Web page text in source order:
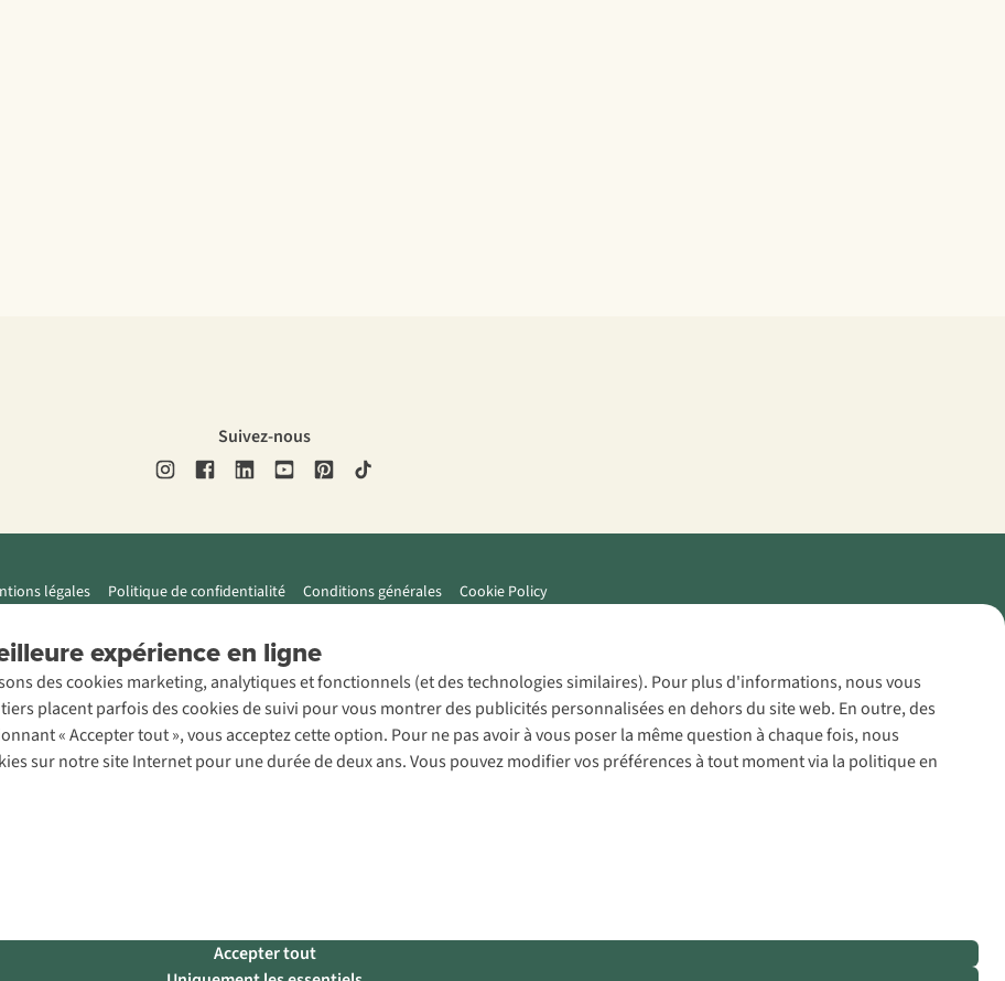
expérience en ligne
des cookies marketing, analytiques et fonctionnels (et des technologies similaires). Pour plus d'informations, nous vous
placent parfois des cookies de suivi pour vous montrer des publicités personnalisées en dehors du site web. En outre, des
« Accepter tout », vous acceptez cette option. Pour ne pas avoir à vous poser la même question à chaque fois, nous
sur notre site Internet pour une durée de deux ans. Vous pouvez modifier vos préférences à tout moment via la politique en
Accepter tout
Suivez-nous
légales Politique de confidentialité Conditions générales Cookie Policy